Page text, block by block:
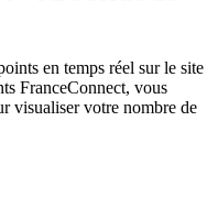
en temps réel sur le site
FranceConnect, vous
visualiser votre nombre de